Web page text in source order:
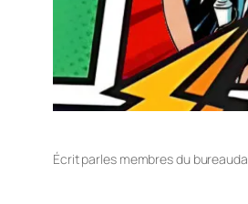
Écrit parles membres du bureau